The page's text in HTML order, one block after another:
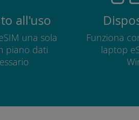
all'uso
una sola
piano dati
Funziona
laptop